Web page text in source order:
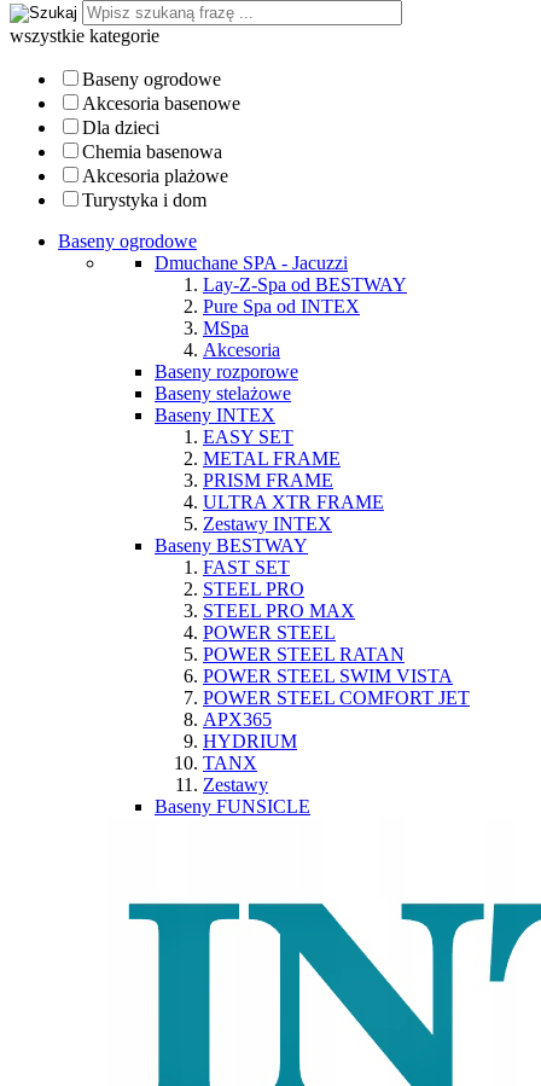
wszystkie kategorie
Baseny ogrodowe
Akcesoria basenowe
Dla dzieci
Chemia basenowa
Akcesoria plażowe
Turystyka i dom
Baseny ogrodowe
Dmuchane SPA - Jacuzzi
Lay-Z-Spa od BESTWAY
Pure Spa od INTEX
MSpa
Akcesoria
Baseny rozporowe
Baseny stelażowe
Baseny INTEX
EASY SET
METAL FRAME
PRISM FRAME
ULTRA XTR FRAME
Zestawy INTEX
Baseny BESTWAY
FAST SET
STEEL PRO
STEEL PRO MAX
POWER STEEL
POWER STEEL RATAN
POWER STEEL SWIM VISTA
POWER STEEL COMFORT JET
APX365
HYDRIUM
TANX
Zestawy
Baseny FUNSICLE